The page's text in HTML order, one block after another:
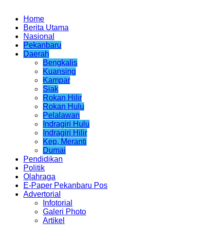
Home
Berita Utama
Nasional
Pekanbaru
Daerah
Bengkalis
Kuansing
Kampar
Siak
Rokan Hilir
Rokan Hulu
Pelalawan
Indragiri Hulu
Indragiri Hilir
Kep, Meranti
Dumai
Pendidikan
Politik
Olahraga
E-Paper Pekanbaru Pos
Advertorial
Infotorial
Galeri Photo
Artikel